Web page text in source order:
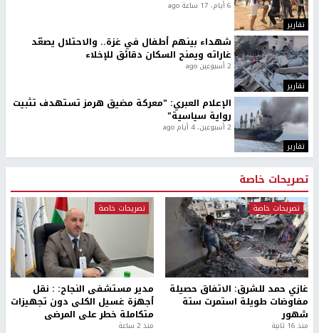
تقارير
6 أيام، 17 ساعة ago
تقارير
شهداء بينهم أطفال في غزة.. والاحتلال يصعّد
غاراته ويمنح السكان دقائق للإخلاء
2 أسبوعين ago
تقارير
الإعلام العبري: "معركة مضيق هرمز تستهدف تثبيت
رواية سياسية"
2 أسبوعين، 4 أيام ago
تصريحات خاصة
تصريحات خاصة
غازي حمد للشرق: الاتفاق حصيلة
مفاوضات طويلة استمرت ستة
شهور
منذ 16 ثانية
تصريحات خاصة
مدير مستشفى النجاح: : نقل
أجهزة غسيل الكلى دون تجهيزات
متكاملة خطر على المرضى
منذ 2 ساعة